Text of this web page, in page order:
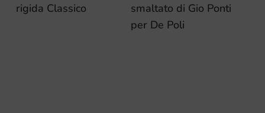
rigida Classico
smaltato di Gio Ponti
per De Poli